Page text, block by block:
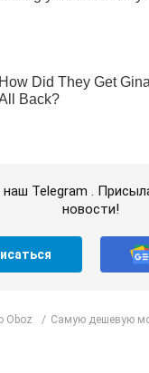
Telegram .
новости!
Oboz Самую дешевую